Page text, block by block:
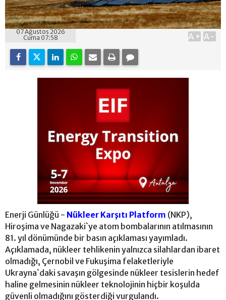
07 Ağustos 2026
Cuma 07:58
A+ A-
Enerji Günlüğü - Nükleer Karşıtı Platform (NKP),
Hiroşima ve Nagazaki`ye atom bombalarının atılmasının
81. yıl dönümünde bir basın açıklaması yayımladı.
Açıklamada, nükleer tehlikenin yalnızca silahlardan ibaret
olmadığı, Çernobil ve Fukuşima felaketleriyle
Ukrayna`daki savaşın gölgesinde nükleer tesislerin hedef
haline gelmesinin nükleer teknolojinin hiçbir koşulda
güvenli olmadığını gösterdiği vurgulandı.